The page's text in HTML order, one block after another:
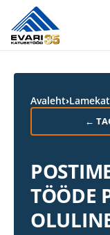
Skip to content
Avaleht›
←
TÖÖDE